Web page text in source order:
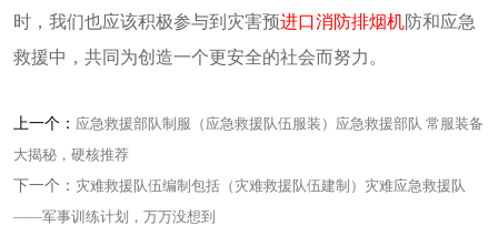
时，我们也应该积极参与到灾害预进口消防排烟机防和应急
救援中，共同为创造一个更安全的社会而努力。
上一个： 应急救援部队制服（应急救援队伍服装）应急救援部队 常服装备
大揭秘，硬核推荐
下一个： 灾难救援队伍编制包括（灾难救援队伍建制）灾难应急救援队
——军事训练计划，万万没想到